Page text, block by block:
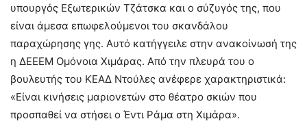
υπουργός Εξωτερικών Τζάτσκα και ο σύζυγός της, που
είναι άμεσα επωφελούμενοι του σκανδάλου
παραχώρησης γης. Αυτό κατήγγειλε στην ανακοίνωσή της
η ΔΕΕΕΜ Ομόνοια Χιμάρας. Από την πλευρά του ο
βουλευτής του ΚΕΑΔ Ντούλες ανέφερε χαρακτηριστικά:
«Είναι κινήσεις μαριονετών στο θέατρο σκιών που
προσπαθεί να στήσει ο Έντι Ράμα στη Χιμάρα».